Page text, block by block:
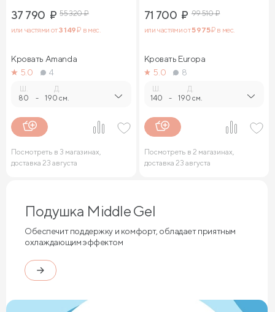
37 790 ₽ 55 320₽
или частями от3 149₽ в мес.
Кровать Amanda
5.0
4
80 -
Д.
190 см.
Посмотреть в 3 магазинах,
доставка 23 августа
71 700 ₽ 99 510₽
или частями от5 975₽ в мес.
Кровать Europa
5.0
8
140 -
Д.
190 см.
Посмотреть в 2 магазинах,
доставка 23 августа
Подушка Middle Gel
Обеспечит поддержку и комфорт, обладает приятным
охлаждающим эффектом